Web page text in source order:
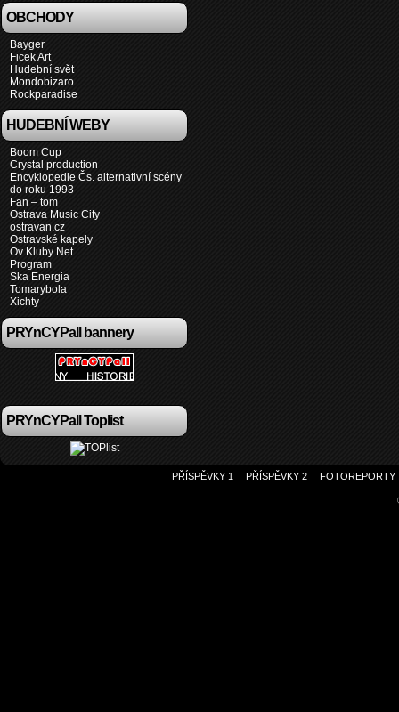
OBCHODY
Bayger
Ficek Art
Hudební svět
Mondobizaro
Rockparadise
HUDEBNÍ WEBY
Boom Cup
Crystal production
Encyklopedie Čs. alternativní scény
do roku 1993
Fan – tom
Ostrava Music City
ostravan.cz
Ostravské kapely
Ov Kluby Net
Program
Ska Energia
Tomarybola
Xichty
PRYnCYPall bannery
PRYnCYPall Toplist
PŘÍSPĚVKY 1 PŘÍSPĚVKY 2 FOTOREPORTY